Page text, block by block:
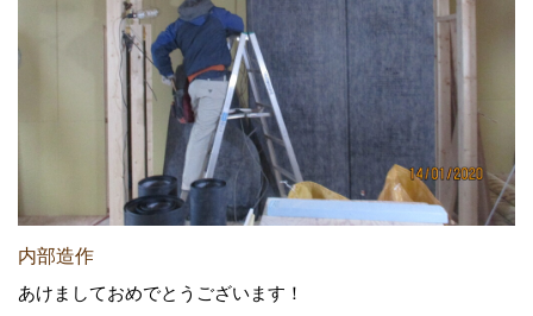
内部造作
あけましておめでとうございます！